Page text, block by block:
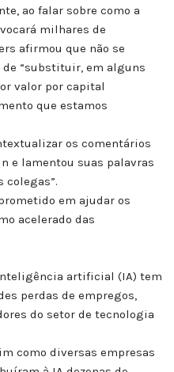
ao falar sobre como a
milhares de
afirmou que não se
“substituir, em alguns
valor por capital
que estamos
os comentários
e lamentou suas palavras
colegas”.
em ajudar os
acelerado das
artificial (IA) tem
perdas de empregos,
do setor de tecnologia
como diversas empresas